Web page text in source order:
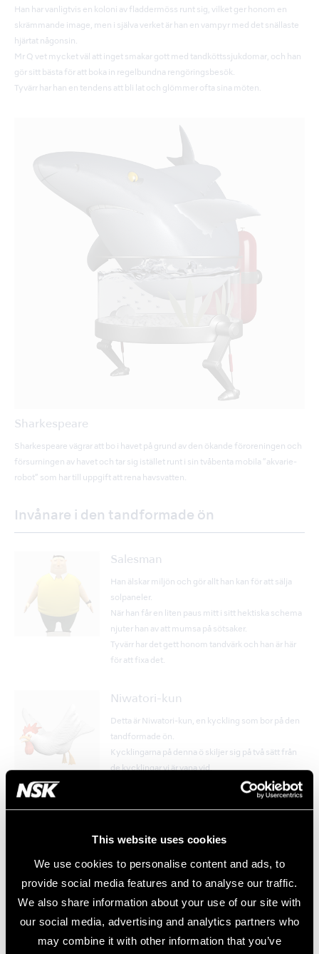
This website uses cookies
We use cookies to personalise content and ads, to
provide social media features and to analyse our traffic.
We also share information about your use of our site with
our social media, advertising and analytics partners who
may combine it with other information that you’ve
Han har vanligtvis en koloni av fladdermöss runt sig, vilket ger honom en
skrämmande image, men i själva verket är han en vampyr med det snällaste
hjärtat någonsin.
Mr Q vet mycket väl att inget smakar gott med tandköttssjukdomar, och han
gör sitt bästa för att boka in regelbundna rengöringsbesök.
Tyvärr har han en tendens att bli lat och glömmer ofta sina möten.
Sharkespeare
Sharkespeare vägrar att bo i havet på grund av den ökande föroreningen och
försurningen av havet och tar sig istället runt i sin tvåbenta mobila ”akvarie-
robot” som har till uppgift att rena havsvatten.
Invånare i den tandformade ön
Salesman
Han älskar miljön och gör allt han kan för att sälja
solpaneler.
När han får en liten paus mitt i sitt hektiska schema
njuter han av att mumsa på sötsaker.
Tyvärr har det gett honom tandvärk och han är här
för att fixa det.
Niwatori-kun
Detta är Niwatori-kun, en kyckling som bor på den
tandformade ön.
Kycklingarna på denna ö skiljer sig på två sätt från
de kycklingar vi är vana vid.
Detta är Tirano – sannolikt den största varelsen på
denna ö.
Han har en hel by av fågelbon på sin rygg och
fåglarna hjälper till att rengöra Tiranos tänder!